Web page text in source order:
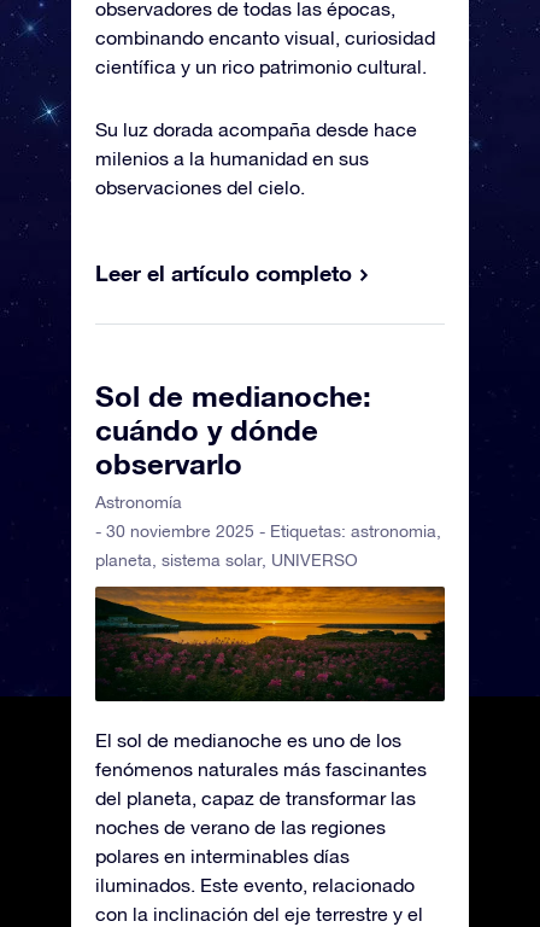
observadores de todas las épocas,
combinando encanto visual, curiosidad
científica y un rico patrimonio cultural.
Su luz dorada acompaña desde hace
milenios a la humanidad en sus
observaciones del cielo.
Leer el artículo completo
Sol de medianoche:
cuándo y dónde
observarlo
Astronomía
- 30 noviembre 2025 - Etiquetas: astronomia
planeta sistema solar, UNIVERSO
El sol de medianoche es uno de los
fenómenos naturales más fascinantes
del planeta, capaz de transformar las
noches de verano de las regiones
polares en interminables días
iluminados. Este evento, relacionado
con la inclinación del eje terrestre y el